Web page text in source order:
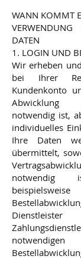
WANN KOMMT
VERWENDUNG
DATEN
1. LOGIN UND
Wir erheben
bei Ihrer
Kundenkonto
Abwicklung
notwendig ist,
individuelles
Ihre Daten
übermittelt,
notwendig
Dienstleister